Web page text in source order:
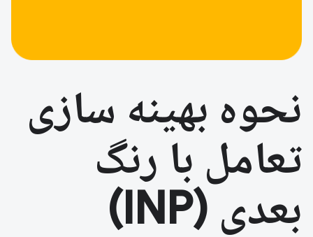
نحوه بهینه سازی
تعامل با رنگ
بعدی (INP)